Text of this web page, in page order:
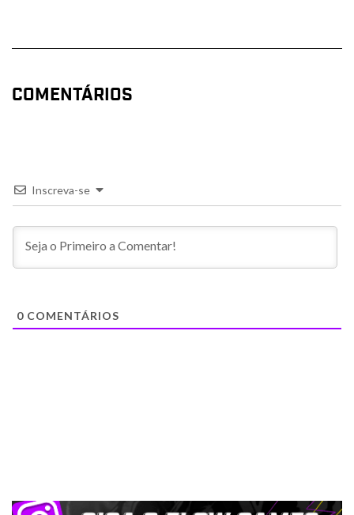
COMENTÁRIOS
Inscreva-se
0 COMENTÁRIOS